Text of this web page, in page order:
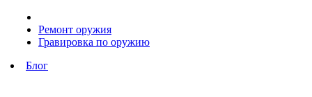
Ремонт оружия
Гравировка по оружию
Блог